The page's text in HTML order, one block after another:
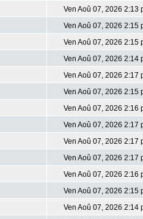
Ven Aoû 07, 2026 2:13
Ven Aoû 07, 2026 2:15
Ven Aoû 07, 2026 2:15
Ven Aoû 07, 2026 2:14
Ven Aoû 07, 2026 2:17
Ven Aoû 07, 2026 2:15
Ven Aoû 07, 2026 2:16
Ven Aoû 07, 2026 2:17
Ven Aoû 07, 2026 2:17
Ven Aoû 07, 2026 2:17
Ven Aoû 07, 2026 2:16
Ven Aoû 07, 2026 2:15
Ven Aoû 07, 2026 2:14